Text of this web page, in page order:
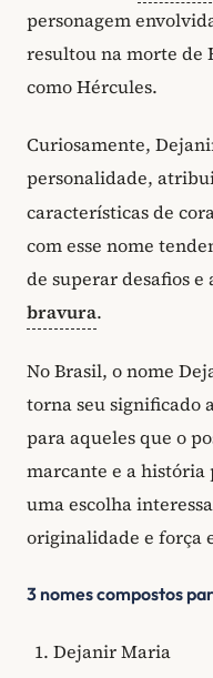
personagem
resultou na morte de
como Hércules.
Curiosamente,
personalidade,
características de
com esse nome
de superar desafios
bravura.
No Brasil, o nome
torna seu significado
para aqueles que o
marcante e a história
uma escolha
originalidade e força
3 nomes compostos
Dejanir Maria